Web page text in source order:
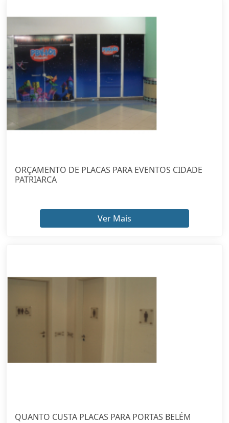
ORÇAMENTO DE PLACAS PARA EVENTOS CIDADE
PATRIARCA
Ver Mais
QUANTO CUSTA PLACAS PARA PORTAS BELÉM